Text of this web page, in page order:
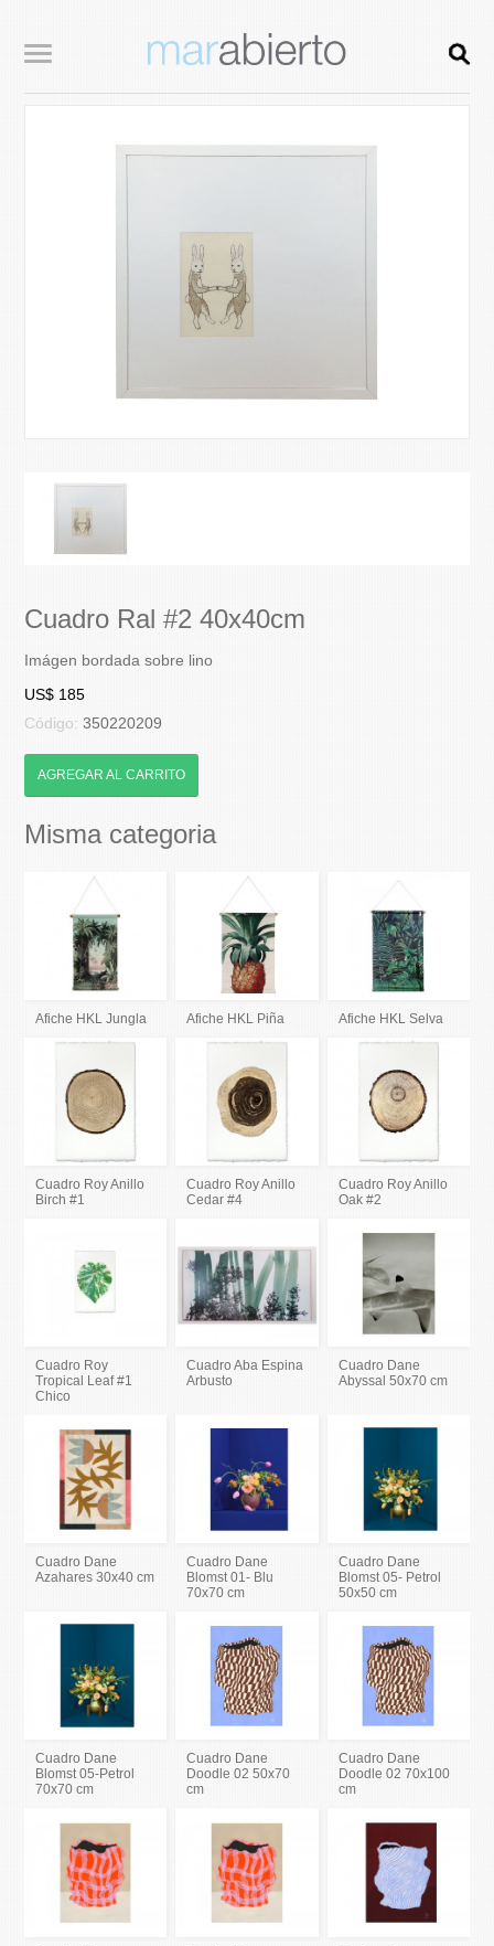
Cuadro Ral #2 40x40cm
Imágen bordada sobre lino
US$ 185
Código:350220209
AGREGAR AL CARRITO
Misma categoria
Afiche HKL Jungla Afiche HKL Piña Afiche HKL Selva
Cuadro Roy Anillo
Birch #1
Cuadro Roy Anillo
Cedar #4
Cuadro Roy Anillo
Oak #2
Cuadro Roy
Tropical Leaf #1
Chico
Cuadro Aba Espina
Arbusto
Cuadro Dane
Abyssal 50x70 cm
Cuadro Dane
Azahares 30x40 cm
Cuadro Dane
Blomst 01- Blu
70x70 cm
Cuadro Dane
Blomst 05- Petrol
50x50 cm
Cuadro Dane
Blomst 05-Petrol
70x70 cm
Cuadro Dane
Doodle 02 50x70
cm
Cuadro Dane
Doodle 02 70x100
cm